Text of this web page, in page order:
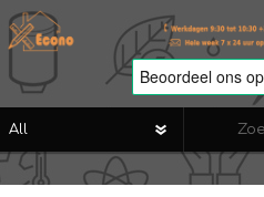
REGISTREREN